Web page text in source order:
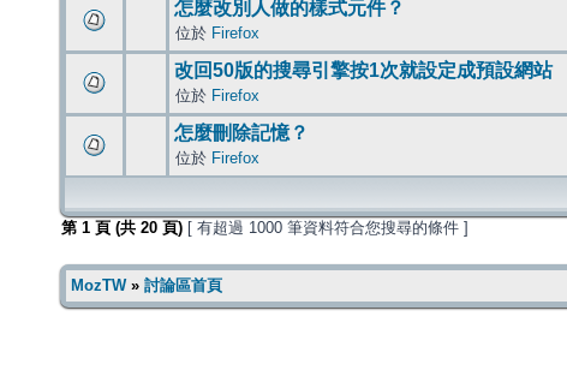
怎麼改別人做的樣式元件？
位於 Firefox
改回50版的搜尋引擎按1次就設定成預設網站
位於 Firefox
怎麼刪除記憶？
位於 Firefox
第 1 頁 (共 20 頁) [ 有超過 1000 筆資料符合您搜尋的條件 ]
MozTW» 討論區首頁